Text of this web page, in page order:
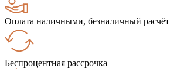
Оплата наличными, безналичный расчёт
Беспроцентная рассрочка